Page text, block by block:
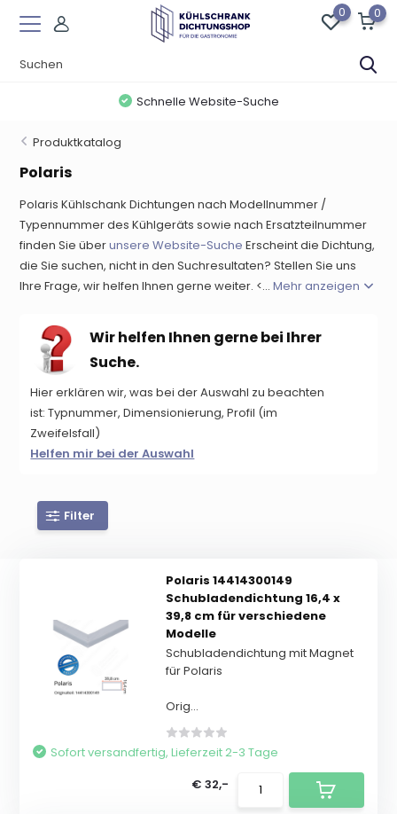
0 0
Schnelle Website-Suche
Produktkatalog
Polaris
Polaris Kühlschank Dichtungen nach Modellnummer /
Typennummer des Kühlgeräts sowie nach Ersatzteilnummer
finden Sie überunsere Website-Suche Erscheint die Dichtung,
die Sie suchen, nicht in den Suchresultaten? Stellen Sie uns
Ihre Frage, wir helfen Ihnen gerne weiter. <...Mehr anzeigen
Wir helfen Ihnen gerne bei Ihrer
Suche.
Hier erklären wir, was bei der Auswahl zu beachten
ist:Typnummer, Dimensionierung, Profil (im
Zweifelsfall)
Helfen mir bei der Auswahl
Filter
Polaris 14414300149
Schubladendichtung 16,4 x
39,8 cm für verschiedene
Modelle
Schubladendichtung mit Magnet
für Polaris
Orig...
Sofort versandfertig, Lieferzeit 2-3 Tage
€ 32,-